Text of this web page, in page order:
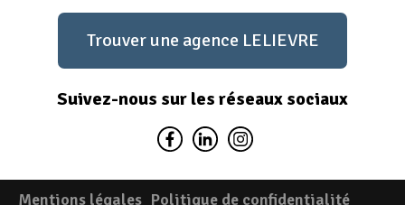
Trouver une agence LELIEVRE
Suivez-nous sur les réseaux sociaux
Mentions légales Politique de confidentialité